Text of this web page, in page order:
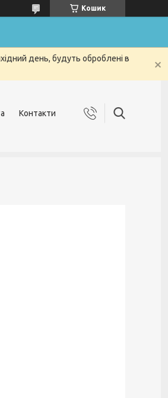
Кошик
день, будуть оброблені в
Контакти